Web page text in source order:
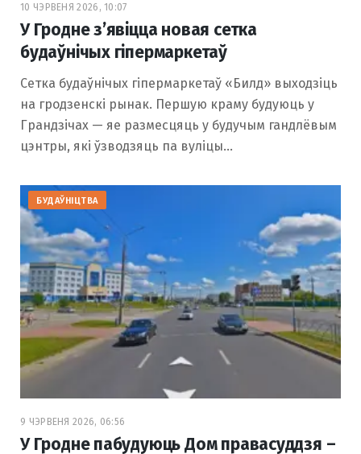
10 ЧЭРВЕНЯ 2026, 10:07
У Гродне з’явіцца новая сетка
будаўнічых гіпермаркетаў
Сетка будаўнічых гіпермаркетаў «Билд» выходзіць
на гродзенскі рынак. Першую краму будуюць у
Грандзічах — яе размесцяць у будучым гандлёвым
цэнтры, які ўзводзяць па вуліцы…
БУДАЎНІЦТВА
9 ЧЭРВЕНЯ 2026, 06:56
У Гродне пабудуюць Дом правасуддзя –